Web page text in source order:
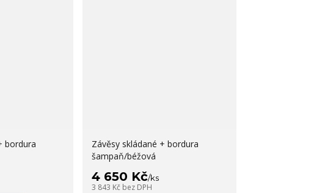
bordura
Závěsy skládané + bordura
šampaň/béžová
4 650 Kč/ks
3 843 Kč bez DPH